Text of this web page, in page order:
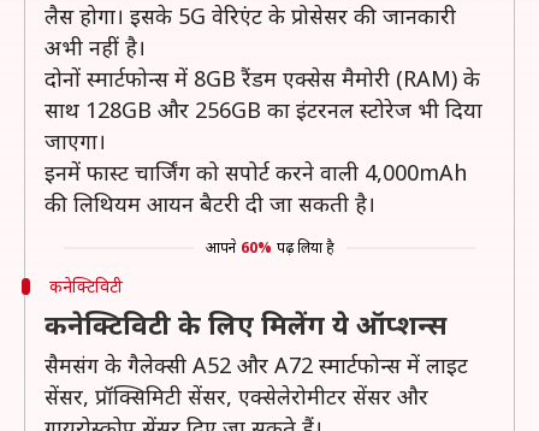
लैस होगा। इसके 5G वेरिएंट के प्रोसेसर की जानकारी
अभी नहीं है।
दोनों स्मार्टफोन्स में 8GB रैंडम एक्सेस मैमोरी (RAM) के
साथ 128GB और 256GB का इंटरनल स्टोरेज भी दिया
जाएगा।
इनमें फास्ट चार्जिंग को सपोर्ट करने वाली 4,000mAh
की लिथियम आयन बैटरी दी जा सकती है।
आपने 60% पढ़ लिया है
कनेक्टिविटी
कनेक्टिविटी के लिए मिलेंग ये ऑप्शन्स
सैमसंग के गैलेक्सी A52 और A72 स्मार्टफोन्स में लाइट
सेंसर, प्रॉक्सिमिटी सेंसर, एक्सेलेरोमीटर सेंसर और